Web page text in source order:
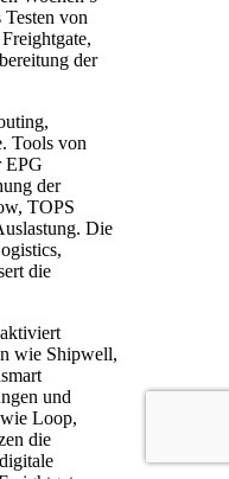
von
der
Tools von
EPG
der
TOPS
Die
die
wie Shipwell,
und
Loop,
die